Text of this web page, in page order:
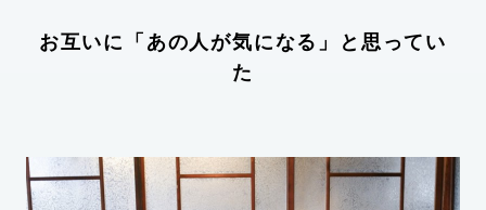
お互いに「あの人が気になる」と思ってい
た